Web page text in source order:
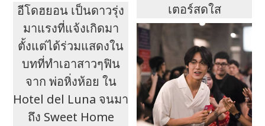
เตอร์สดใส
อีโดฮยอน เป็นดาวรุ่ง
มาแรงที่แจ้งเกิดมา
ตั้งแต่ได้ร่วมแสดงใน
บทที่ทำเอาสาวๆฟิน
จาก พ่อหิ่งห้อย ใน
Hotel del Luna จนมา
ถึง Sweet Home